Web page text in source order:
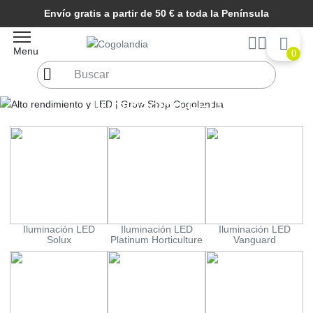
Envío gratis a partir de 50 € a toda la Península
Menu 0
Inicio Iluminación Iluminación LED
Iluminación LED
Iluminación LED
Solux
Iluminación LED
Platinum Horticulture
Iluminación LED
Vanguard